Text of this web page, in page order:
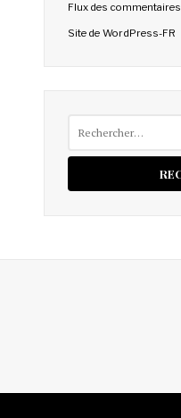
Flux des commentaires
Site de WordPress-FR